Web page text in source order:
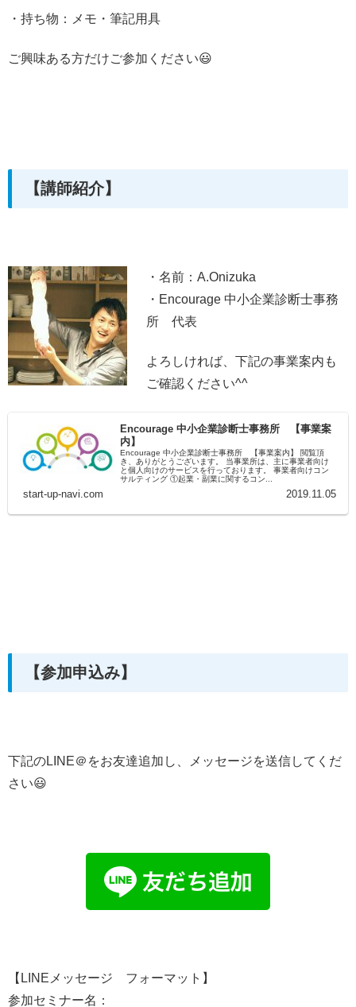
・持ち物：メモ・筆記用具
ご興味ある方だけご参加ください😃
【講師紹介】
・名前：A.Onizuka
・Encourage 中小企業診断士事務
所 代表
よろしければ、下記の事業案内も
ご確認ください^^
Encourage 中小企業診断士事務所 【事業案
内】
Encourage 中小企業診断士事務所 【事業案内】 閲覧頂
き、ありがとうございます。 当事業所は、主に事業者向け
と個人向けのサービスを行っております。 事業者向けコン
サルティング ①起業・副業に関するコン...
start-up-navi.com 2019.11.05
【参加申込み】
下記のLINE＠をお友達追加し、メッセージを送信してくだ
さい😃
【LINEメッセージ フォーマット】
参加セミナー名：